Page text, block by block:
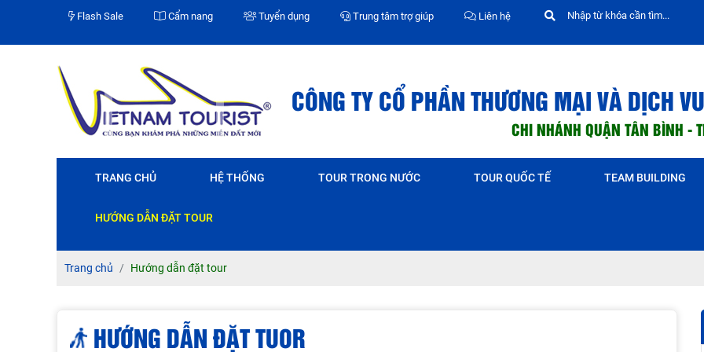
Flash Sale Cẩm nang Tuyển dụng Trung tâm trợ giúp Liên hệ
CÔNG TY CỔ PHẦN THƯƠNG MẠI VÀ DỊCH
CHI NHÁNH QUẬN TÂN BÌNH -
TRANG CHỦ HỆ THỐNG TOUR TRONG NƯỚC TOUR QUỐC TẾ TEAM BUILDING
HƯỚNG DẪN ĐẶT TOUR
Trang chủ Hướng dẫn đặt tour
HƯỚNG DẪN ĐẶT TUOR